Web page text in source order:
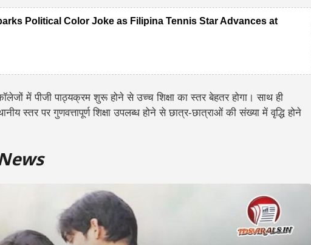
Political Color Joke as Filipina Tennis Star Advances at
में पीजी पाठ्यक्रम शुरू होने से उच्च शिक्षा का स्तर बेहतर होगा। साथ ही
स्तर पर गुणवत्तापूर्ण शिक्षा उपलब्ध होने से छात्र-छात्राओं की संख्या में वृद्धि होने